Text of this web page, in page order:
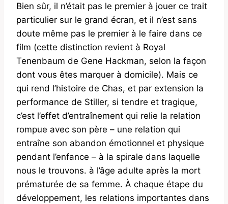
Bien sûr, il n’était pas le premier à jouer ce trait
particulier sur le grand écran, et il n’est sans
doute même pas le premier à le faire dans ce
film (cette distinction revient à Royal
Tenenbaum de Gene Hackman, selon la façon
dont vous êtes marquer à domicile). Mais ce
qui rend l’histoire de Chas, et par extension la
performance de Stiller, si tendre et tragique,
c’est l’effet d’entraînement qui relie la relation
rompue avec son père – une relation qui
entraîne son abandon émotionnel et physique
pendant l’enfance – à la spirale dans laquelle
nous le trouvons. à l’âge adulte après la mort
prématurée de sa femme. À chaque étape du
développement, les relations importantes dans